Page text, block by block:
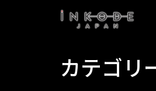
カテゴリ